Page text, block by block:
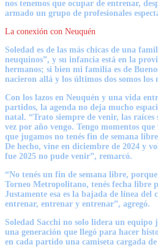
nos tenemos que ocupar de entrenar,
armado un grupo de profesionales
La conexión con Neuquén
Soledad es de las más chicas de una
neuquinos”, y su infancia está en la
hermanos; si bien mi familia es de
nacieron allá y los últimos dos somos los
Con los lazos en Neuquén y una vida
partidos, la agenda no deja mucho
natal. “Trato siempre de venir, las raíces
vez por año vengo. Tengo momentos
que jugamos no tenés fin de semana
De hecho, vine en diciembre de 2024 y
fue 2025 no pude venir”, remarcó.
“No tenés un fin de semana libre,
Torneo Metropolitano, tenés fecha libre
Justamente esa es la bajada de línea del
entrenar, entrenar y entrenar”, agregó.
Soledad Sacchi no solo lidera un equipo
una generación que llegó para hacer
en cada partido una camiseta cargada